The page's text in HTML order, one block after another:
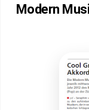
Modern